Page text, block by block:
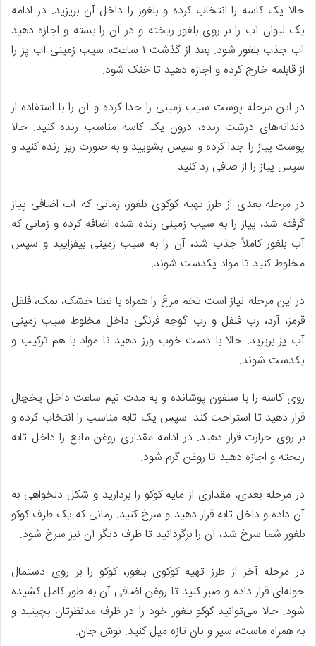
حالا یک کاسه را انتخاب کرده و بلغور را داخل آن بریزید. در ادامه
یک لیوان آب را بر روی بلغور ریخته و در آن را بسته و اجازه دهید
آب جذب بلغور شود. بعد از گذشت ۱ ساعت، سیب زمینی آب پز را
از قابلمه خارج کرده و اجازه دهید تا خنک شود.
در این مرحله پوست سیب زمینی را جدا کرده و آن را با استفاده از
دندانه‌های درشت رنده، درون یک کاسه مناسب رنده کنید. حالا
پوست پیاز را جدا کرده و سپس بشویید و به صورت ریز رنده کنید و
سپس پیاز را از صافی رد کنید.
در مرحله بعدی از طرز تهیه کوکوی بلغور، زمانی که آب اضافی پیاز
گرفته شد، پیاز را به سیب زمینی رنده شده اضافه کرده و زمانی که
آب بلغور کاملاً جذب شد، آن را به سیب زمینی بیفزایید و سپس
مخلوط کنید تا مواد یکدست شوند.
در این مرحله نیاز است تخم مرغ را همراه با نعنا خشک، نمک، فلفل
قرمز، آرد، رب فلفل و رب گوجه فرنگی داخل مخلوط سیب زمینی
آب پز بریزید. حالا با دست خوب ورز دهید تا مواد با هم ترکیب و
یکدست شوند.
روی کاسه را با سلفون پوشانده و به مدت نیم ساعت داخل یخچال
قرار دهید تا استراحت کند. سپس یک تابه مناسب را انتخاب کرده و
بر روی حرارت قرار دهید. در ادامه مقداری روغن مایع را داخل تابه
ریخته و اجازه دهید تا روغن گرم شود.
در مرحله بعدی، مقداری از مایه کوکو را بردارید و شکل دلخواهی به
آن داده و داخل تابه قرار دهید و سرخ کنید. زمانی که یک طرف کوکو
بلغور شما سرخ شد، آن را برگردانید تا طرف دیگر آن نیز سرخ شود.
در مرحله آخر از طرز تهیه کوکوی بلغور، کوکو را بر روی دستمال
حوله‌ای قرار داده و صبر کنید تا روغن اضافی آن به طور کامل کشیده
شود. حالا می‌توانید کوکو بلغور خود را در ظرف مدنظرتان بچینید و
به همراه ماست، سیر و نان تازه میل کنید. نوش جان.